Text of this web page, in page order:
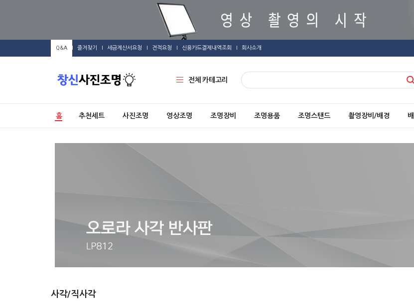
Q&A 즐겨찾기 세금계산서요청 견적요청 신용카드결제내역조회 회사소개
전체 카테고리
홈 추천세트 사진조명 영상조명 조명장비 조명용품 조명스탠드 촬영장비/배경
사각/직사각